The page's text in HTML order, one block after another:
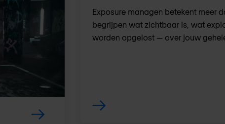
Exposure managen betekent meer
begrijpen wat zichtbaar is, wat
worden opgelost — over jouw